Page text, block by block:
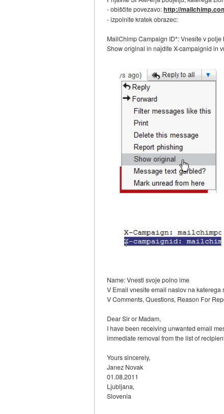
- obiščite povezavo:http://
- izpolnite kratek obrazec:
MailChimp Campaign ID*: Vnesite v
Show original in najdite X-campaignid in
Name: Vnesti svoje polno ime
V Email vnesite email naslov na katerega
V Comments, Questions, Reason For
Dear Sir or Madam,
I have been receiving unwanted email
immediate removal from the list of
Yours sincerely,
Janez Novak
01.08.2011
Ljubljana,
Slovenia